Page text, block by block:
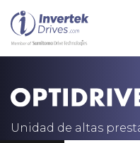
Unidad de altas